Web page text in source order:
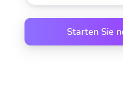
Starten Sie